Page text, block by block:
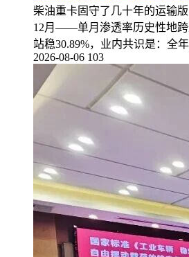
柴油重卡固守了几十年的运输
12月——单月渗透率历史性地跨
站稳30.89%，业内共识是：全
2026-08-06 103